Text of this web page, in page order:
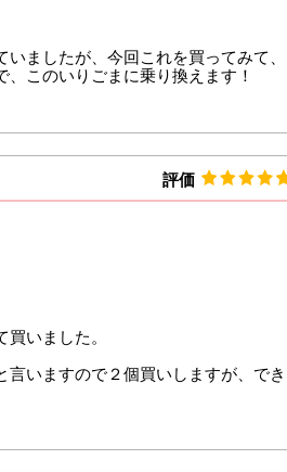
ましたが、今回これを買ってみて、
このいりごまに乗り換えます！
評価
いました。
いますので２個買いしますが、でき